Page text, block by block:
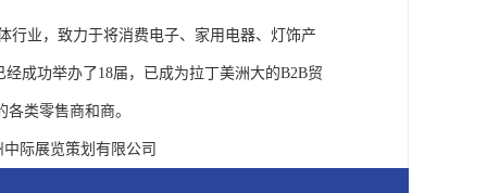
行业，致力于将消费电子、家用电器、灯饰产
成功举办了18届，已成为拉丁美洲大的B2B贸
类零售商和商。
际展览策划有限公司